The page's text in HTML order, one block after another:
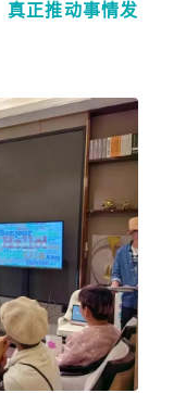
真正推动事情发